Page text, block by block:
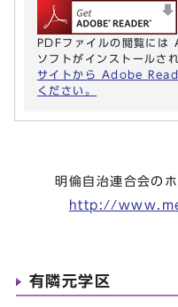
PDFファイルの閲覧に
ソフトがインストールさ
サイトから Adobe
ください。
明倫自治連合会のホ
http://
有隣元学区